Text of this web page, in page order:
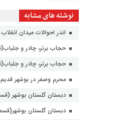
نوشته های مشابه
اندر احوالات میدان
حجاب برتر، چادر و
حجاب برتر، چادر و
محرم وصفر در بوشهر قدیم
دبستان گلستان بوشهر
دبستان گلستان